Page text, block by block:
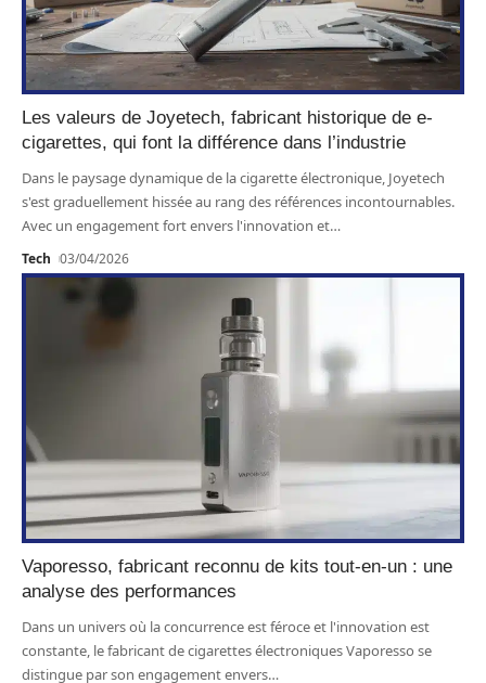
Les valeurs de Joyetech, fabricant historique de e-
cigarettes, qui font la différence dans l’industrie
Dans le paysage dynamique de la cigarette électronique, Joyetech
s'est graduellement hissée au rang des références incontournables.
Avec un engagement fort envers l'innovation et…
Tech 03/04/2026
Vaporesso, fabricant reconnu de kits tout-en-un : une
analyse des performances
Dans un univers où la concurrence est féroce et l'innovation est
constante, le fabricant de cigarettes électroniques Vaporesso se
distingue par son engagement envers…